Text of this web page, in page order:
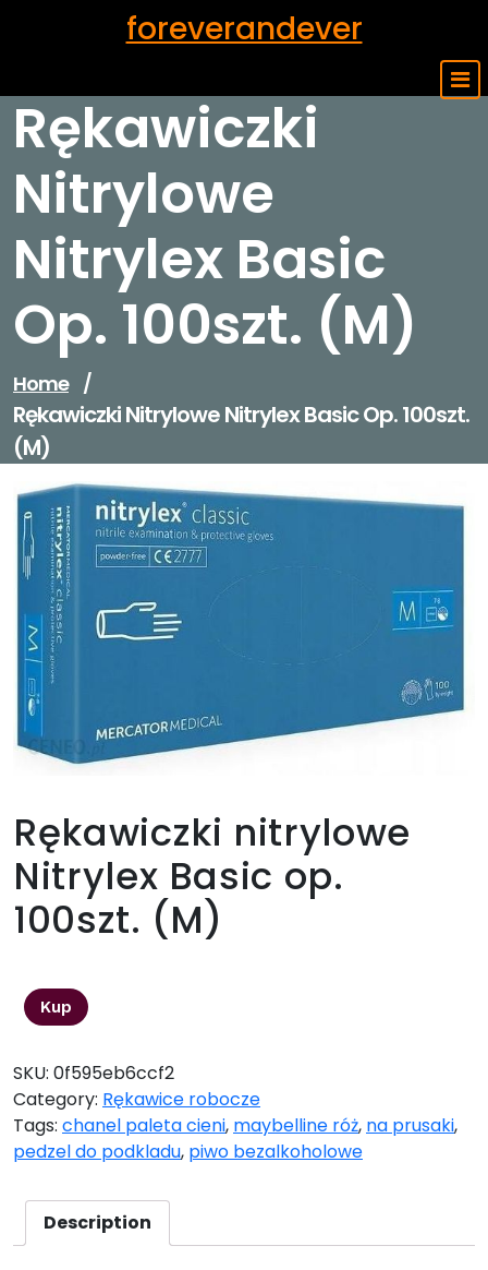
foreverandever
Rękawiczki
Nitrylowe
Nitrylex Basic
Op. 100szt. (M)
Home /
Rękawiczki Nitrylowe Nitrylex Basic Op. 100szt.
(M)
Rękawiczki nitrylowe
Nitrylex Basic op.
100szt. (M)
Kup
SKU: 0f595eb6ccf2
Category: Rękawice robocze
Tags: chanel paleta cieni, maybelline róż, na prusaki,
pedzel do podkladu, piwo bezalkoholowe
Description